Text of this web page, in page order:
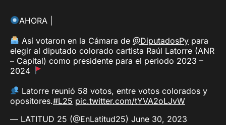
AHORA |
Así votaron en la Cámara de @DiputadosPy para
elegir al diputado colorado cartista Raúl Latorre (ANR
– Capital) como presidente para el periodo 2023 –
2024
Latorre reunió 58 votos, entre votos colorados y
opositores.#L25 pic.twitter.com/tYVA2oLJvW
— LATITUD 25 (@EnLatitud25) June 30, 2023